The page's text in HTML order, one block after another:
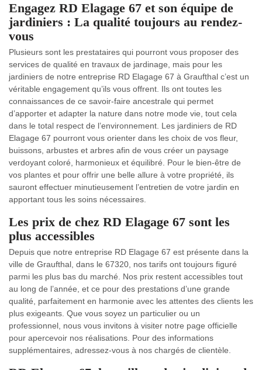
Engagez RD Elagage 67 et son équipe de
jardiniers : La qualité toujours au rendez-
vous
Plusieurs sont les prestataires qui pourront vous proposer des
services de qualité en travaux de jardinage, mais pour les
jardiniers de notre entreprise RD Elagage 67 à Graufthal c’est un
véritable engagement qu’ils vous offrent. Ils ont toutes les
connaissances de ce savoir-faire ancestrale qui permet
d’apporter et adapter la nature dans notre mode vie, tout cela
dans le total respect de l’environnement. Les jardiniers de RD
Elagage 67 pourront vous orienter dans les choix de vos fleur,
buissons, arbustes et arbres afin de vous créer un paysage
verdoyant coloré, harmonieux et équilibré. Pour le bien-être de
vos plantes et pour offrir une belle allure à votre propriété, ils
sauront effectuer minutieusement l’entretien de votre jardin en
apportant tous les soins nécessaires.
Les prix de chez RD Elagage 67 sont les
plus accessibles
Depuis que notre entreprise RD Elagage 67 est présente dans la
ville de Graufthal, dans le 67320, nos tarifs ont toujours figuré
parmi les plus bas du marché. Nos prix restent accessibles tout
au long de l’année, et ce pour des prestations d’une grande
qualité, parfaitement en harmonie avec les attentes des clients les
plus exigeants. Que vous soyez un particulier ou un
professionnel, nous vous invitons à visiter notre page officielle
pour apercevoir nos réalisations. Pour des informations
supplémentaires, adressez-vous à nos chargés de clientèle.